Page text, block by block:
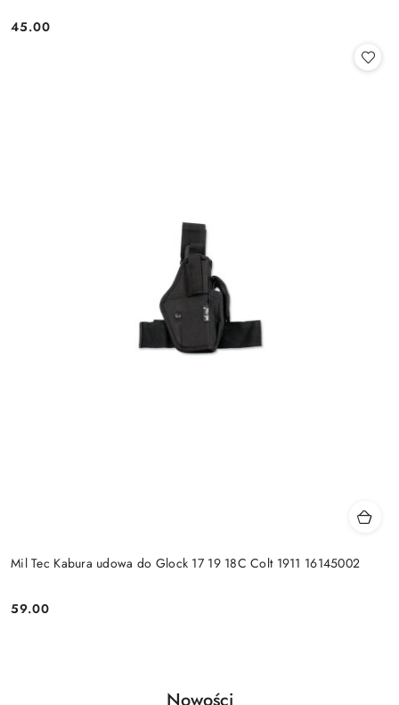
Cena:
45.00
Mil Tec Kabura udowa do Glock 17 19 18C Colt 1911 16145002
Cena:
59.00
Produkty
Nowości